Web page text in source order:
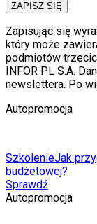
ZAPISZ SIĘ
Zapisując się
który może
podmiotów
INFOR PL S.A.
newslettera. Po
Autopromocja
SzkolenieJak
budżetowej?
Sprawdź
Autopromocja